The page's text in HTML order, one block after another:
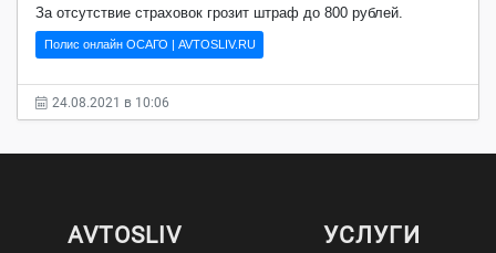
За отсутствие страховок грозит штраф до 800 рублей.
Полис онлайн ОСАГО | AVTOSLIV.RU
24.08.2021 в 10:06
AVTOSLIV УСЛУГИ